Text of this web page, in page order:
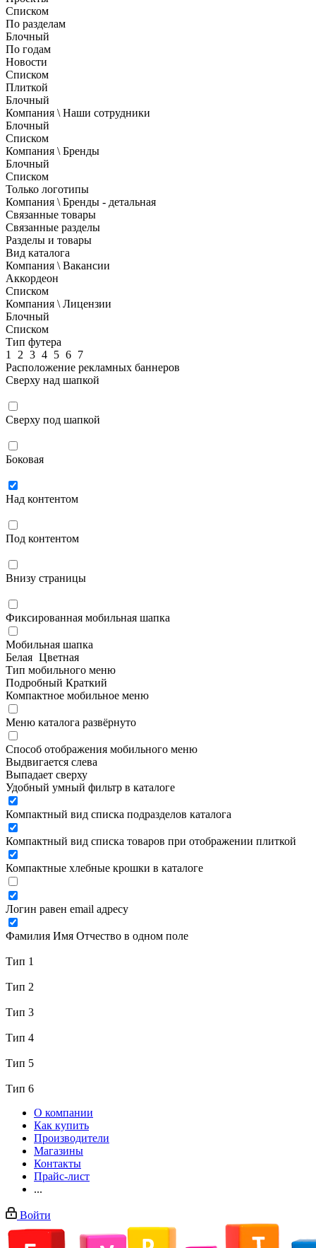
Списком
По разделам
Блочный
По годам
Новости
Списком
Плиткой
Блочный
Компания \ Наши сотрудники
Блочный
Списком
Компания \ Бренды
Блочный
Списком
Только логотипы
Компания \ Бренды - детальная
Связанные товары
Связанные разделы
Разделы и товары
Вид каталога
Компания \ Вакансии
Аккордеон
Списком
Компания \ Лицензии
Блочный
Списком
Тип футера
1
2 3 4 5 6 7
Расположение рекламных баннеров
Сверху над шапкой
Сверху под шапкой
Боковая
Над контентом
Под контентом
Внизу страницы
Фиксированная мобильная шапка
Мобильная шапка
Белая Цветная
Тип мобильного меню
Подробный Краткий
Компактное мобильное меню
Меню каталога развёрнуто
Способ отображения мобильного меню
Выдвигается слева
Выпадает сверху
Удобный умный фильтр в каталоге
Компактный вид списка подразделов каталога
Компактный вид списка товаров при отображении плиткой
Компактные хлебные крошки в каталоге
Логин равен email адресу
Фамилия Имя Отчество в одном поле
Тип 1
Тип 2
Тип 3
Тип 4
Тип 5
Тип 6
О компании
Как купить
Производители
Магазины
Контакты
Прайс-лист
...
Войти